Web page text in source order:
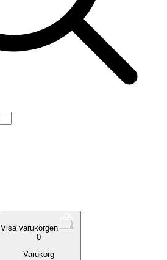
Visa varukorgen
0
Varukorg